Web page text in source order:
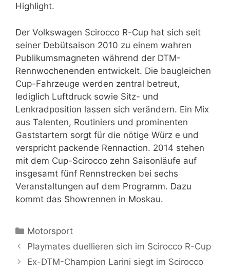
Highlight.
Der Volkswagen Scirocco R-Cup hat sich seit
seiner Debütsaison 2010 zu einem wahren
Publikumsmagneten während der DTM-
Rennwochenenden entwickelt. Die baugleichen
Cup-Fahrzeuge werden zentral betreut,
lediglich Luftdruck sowie Sitz- und
Lenkradposition lassen sich verändern. Ein Mix
aus Talenten, Routiniers und prominenten
Gaststartern sorgt für die nötige Würz e und
verspricht packende Rennaction. 2014 stehen
mit dem Cup-Scirocco zehn Saisonläufe auf
insgesamt fünf Rennstrecken bei sechs
Veranstaltungen auf dem Programm. Dazu
kommt das Showrennen in Moskau.
Kategorien
Motorsport
Playmates duellieren sich im Scirocco R-Cup
Ex-DTM-Champion Larini siegt im Scirocco